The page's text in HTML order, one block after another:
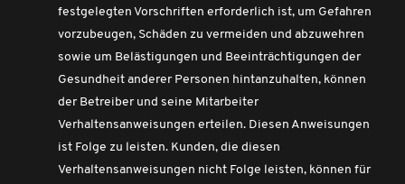
festgelegten Vorschriften erforderlich ist, um Gefahren
vorzubeugen, Schäden zu vermeiden und abzuwehren
sowie um Belästigungen und Beeinträchtigungen der
Gesundheit anderer Personen hintanzuhalten, können
der Betreiber und seine Mitarbeiter
Verhaltensanweisungen erteilen. Diesen Anweisungen
ist Folge zu leisten. Kunden, die diesen
Verhaltensanweisungen nicht Folge leisten, können für